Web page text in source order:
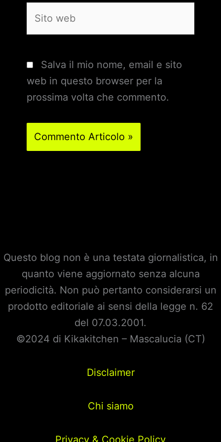
web
Salva il mio nome, email e sito
web in questo browser per la
prossima volta che commento.
Questo blog non è una testata giornalistica, in
quanto viene aggiornato senza alcuna
periodicità. Non può pertanto considerarsi un
prodotto editoriale ai sensi della legge n. 62
del 07.03.2001.
©2024 di Kikakitchen – Mascalucia (CT)
Disclaimer
Chi siamo
Privacy & Cookie Policy